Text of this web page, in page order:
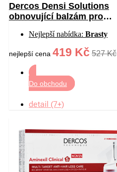
Dercos Densi Solutions
obnovující balzám pro
Nejlepší nabídka: Brasty
nejlepší cena 419 Kč 527 Kč
Do obchodu
detail (7+)